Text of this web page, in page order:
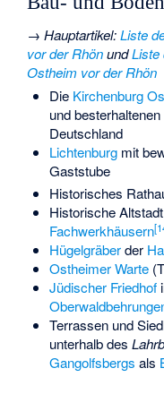
→Hauptartikel:Liste
vor der RhönundListe
Ostheim vor der Rhön
Die Kirchenburg
und besterhaltenen
Deutschland
Lichtenburgmit
Gaststube
Historisches
Historische
Fachwerkhäusern[
Hügelgräberder
Ostheimer Warte
Jüdischer Friedhof
Terrassen und
unterhalb des
Gangolfsbergs als